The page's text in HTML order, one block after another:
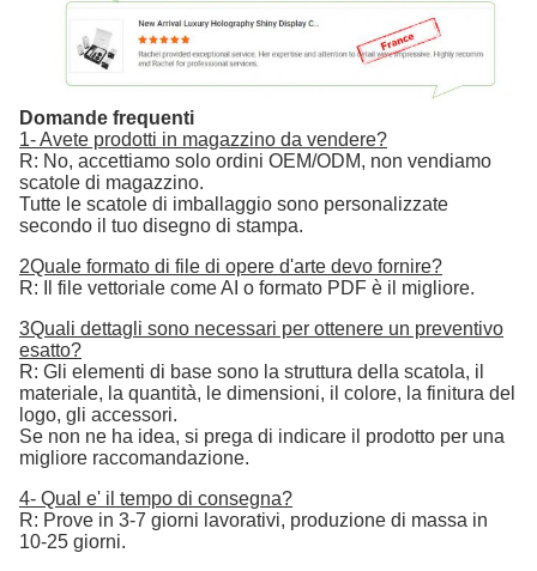
Domande frequenti
1- Avete prodotti in magazzino da vendere?
R: No, accettiamo solo ordini OEM/ODM, non vendiamo
scatole di magazzino.
Tutte le scatole di imballaggio sono personalizzate
secondo il tuo disegno di stampa.
2Quale formato di file di opere d'arte devo fornire?
R: Il file vettoriale come AI o formato PDF è il migliore.
3Quali dettagli sono necessari per ottenere un preventivo
esatto?
R: Gli elementi di base sono la struttura della scatola, il
materiale, la quantità, le dimensioni, il colore, la finitura del
logo, gli accessori.
Se non ne ha idea, si prega di indicare il prodotto per una
migliore raccomandazione.
4- Qual e' il tempo di consegna?
R: Prove in 3-7 giorni lavorativi, produzione di massa in
10-25 giorni.